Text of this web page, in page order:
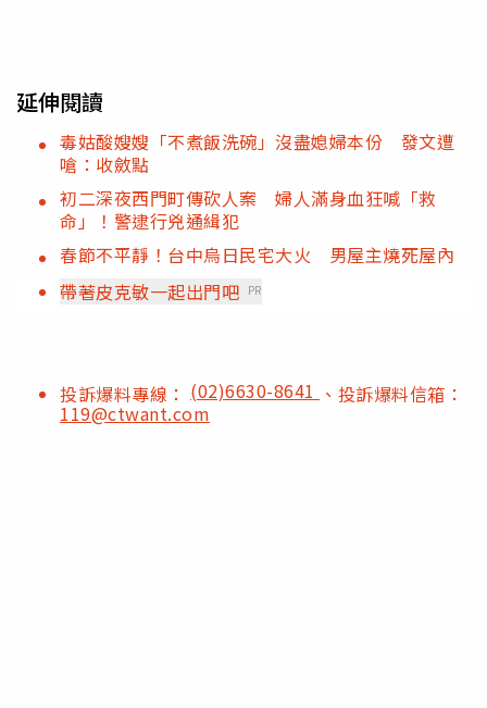
延伸閱讀
毒姑酸嫂嫂「不煮飯洗碗」沒盡媳婦本份 發文遭
嗆：收斂點
初二深夜西門町傳砍人案 婦人滿身血狂喊「救
命」！警逮行兇通緝犯
春節不平靜！台中烏日民宅大火 男屋主燒死屋內
帶著皮克敏一起出門吧 PR
投訴爆料專線： (02)6630-8641 、投訴爆料信箱：
119@ctwant.com